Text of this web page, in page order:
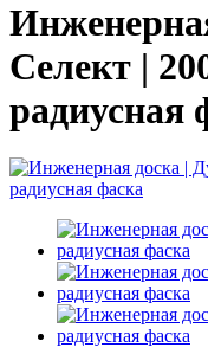
Селект |
радиусная